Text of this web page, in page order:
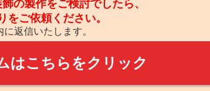
飾の製作をご検討でしたら、
をご依頼ください。
に返信いたします。
はこちらをクリック